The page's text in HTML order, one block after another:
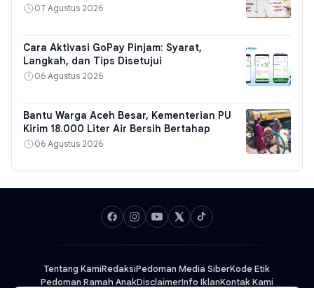
07 Agustus 2026
Cara Aktivasi GoPay Pinjam: Syarat,
Langkah, dan Tips Disetujui
06 Agustus 2026
Bantu Warga Aceh Besar, Kementerian PU
Kirim 18.000 Liter Air Bersih Bertahap
06 Agustus 2026
Tentang KamiRedaksiPedoman Media SiberKode Etik
Pedoman Ramah AnakDisclaimerInfo IklanKontak Kami